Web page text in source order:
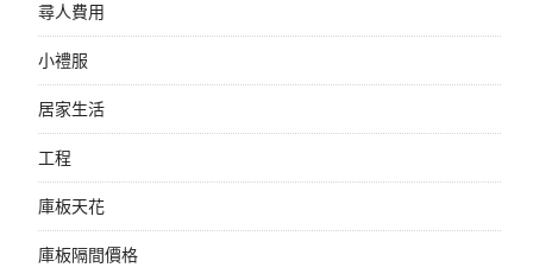
尋人費用
小禮服
居家生活
工程
庫板天花
庫板隔間價格